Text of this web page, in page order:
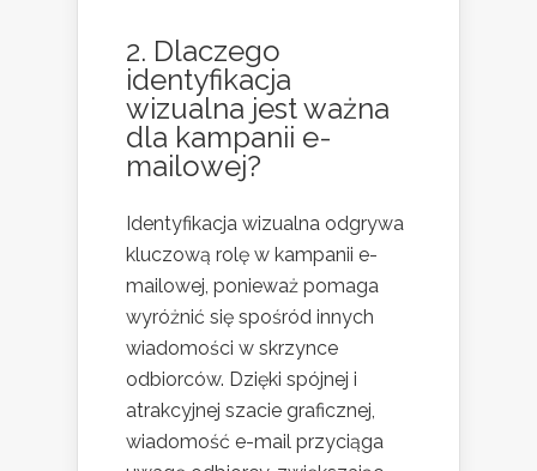
2. Dlaczego
identyfikacja
wizualna jest ważna
dla kampanii e-
mailowej?
Identyfikacja wizualna odgrywa
kluczową rolę w kampanii e-
mailowej, ponieważ pomaga
wyróżnić się spośród innych
wiadomości w skrzynce
odbiorców. Dzięki spójnej i
atrakcyjnej szacie graficznej,
wiadomość e-mail przyciąga